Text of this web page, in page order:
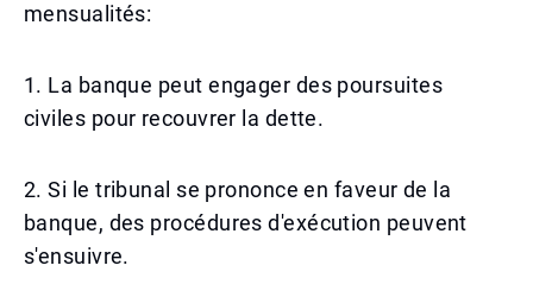
mensualités:
1. La banque peut engager des poursuites
civiles pour recouvrer la dette.
2. Si le tribunal se prononce en faveur de la
banque, des procédures d'exécution peuvent
s'ensuivre.